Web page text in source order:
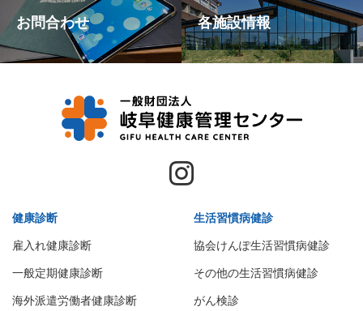
お問合わせ 各施設情報
健康診断
雇入れ健康診断
一般定期健康診断
海外派遣労働者健康診断
生活習慣病健診
協会けんぽ生活習慣病健診
その他の生活習慣病健診
がん検診